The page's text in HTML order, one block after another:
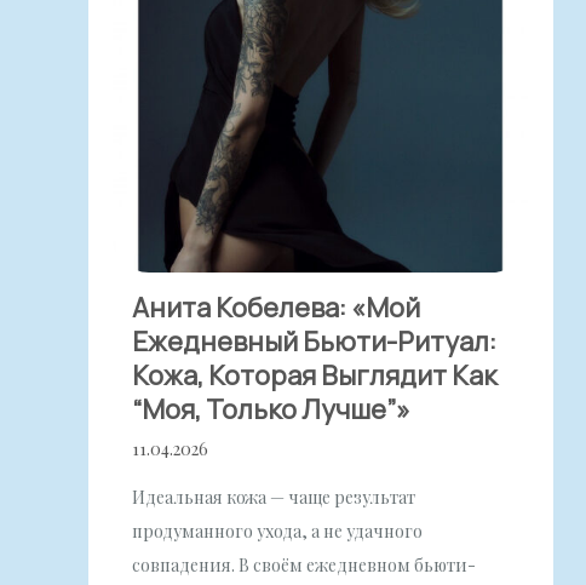
Анита Кобелева: «Мой
Ежедневный Бьюти-Ритуал:
Кожа, Которая Выглядит Как
“моя, Только Лучше”»
11.04.2026
Идеальная кожа — чаще результат
продуманного ухода, а не удачного
совпадения. В своём ежедневном бьюти-